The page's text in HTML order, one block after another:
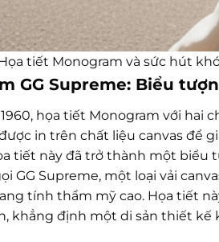
tiết Monogram và sức hút
GG Supreme: Biểu
họa tiết Monogram với hai
in trên chất liệu canvas để
tiết này đã trở thành một
GG Supreme, một loại vải
tính thẩm mỹ cao. Họa tiết
khẳng định một di sản thiết kế